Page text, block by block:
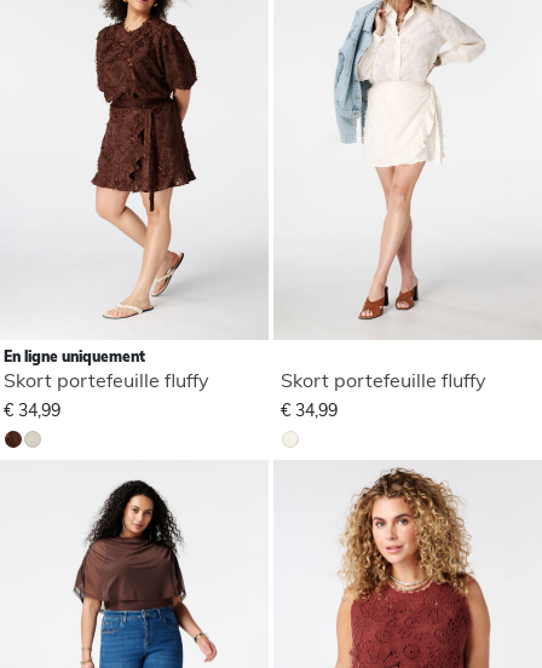
En ligne uniquement
Skort portefeuille fluffy
€ 34,99
Skort portefeuille fluffy
€ 34,99